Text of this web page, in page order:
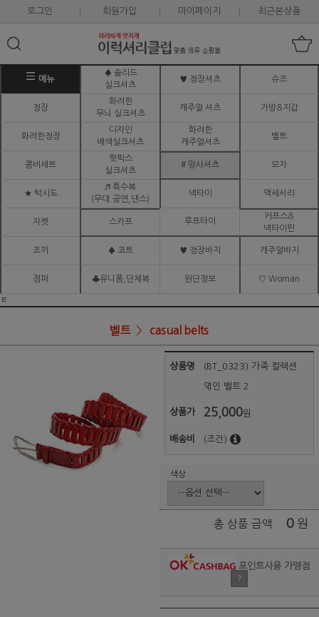
로그인 회원가입 마이페이지 최근본상품
메뉴
♠ 솔리드
실크셔츠
♥ 정장셔츠 슈즈
정장
화려한
무늬 실크셔츠
캐주얼 셔츠 가방&지갑
화려한정장
디자인
배색실크셔츠
화려한
캐주얼셔츠
벨트
콤비세트
핫픽스
실크셔츠
# 망사셔츠 모자
★ 턱시도
♬ 특수복
(무대.공연,댄스)
넥타이 액세서리
자켓 스카프 루프타이
커프스&
넥타이핀
조끼 ♠ 코트 ♥ 정장바지 캐주얼바지
점퍼 ♣유니폼,단체복 원단정보 ♡ Woman
ㅌ
벨트 casual belts
상품명 (BT_0323) 가죽 컬렉션
엮인 밸트 2
상품가 25,000원
배송비 (조건)
색상
총 상품 금액 0 원
포인트사용 가맹점
?